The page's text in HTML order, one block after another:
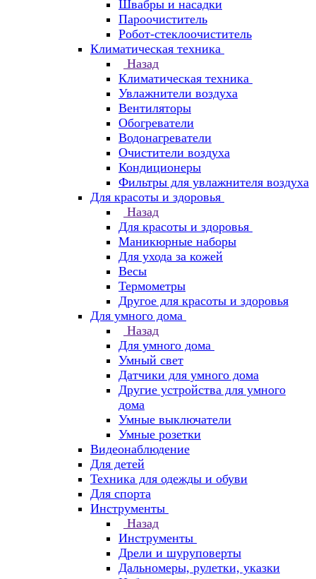
Швабры и насадки
Пароочиститель
Робот-стеклоочиститель
Климатическая техника
Назад
Климатическая техника
Увлажнители воздуха
Вентиляторы
Обогреватели
Водонагреватели
Очистители воздуха
Кондиционеры
Фильтры для увлажнителя воздуха
Для красоты и здоровья
Назад
Для красоты и здоровья
Маникюрные наборы
Для ухода за кожей
Весы
Термометры
Другое для красоты и здоровья
Для умного дома
Назад
Для умного дома
Умный свет
Датчики для умного дома
Другие устройства для умного
дома
Умные выключатели
Умные розетки
Видеонаблюдение
Для детей
Техника для одежды и обуви
Для спорта
Инструменты
Назад
Инструменты
Дрели и шуруповерты
Дальномеры, рулетки, указки